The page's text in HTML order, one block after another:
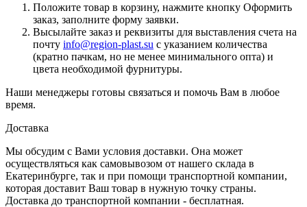
Положите товар в корзину, нажмите кнопку Оформить
заказ, заполните форму заявки.
Высылайте заказ и реквизиты для выставления счета на
почту info@region-plast.su с указанием количества
(кратно пачкам, но не менее минимального опта) и
цвета необходимой фурнитуры.
Наши менеджеры готовы связаться и помочь Вам в любое
время.
Доставка
Мы обсудим с Вами условия доставки. Она может
осуществляться как самовывозом от нашего склада в
Екатеринбурге, так и при помощи транспортной компании,
которая доставит Ваш товар в нужную точку страны.
Доставка до транспортной компании - бесплатная.